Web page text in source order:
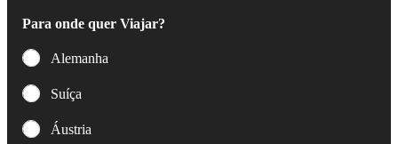
Para onde quer Viajar?
Alemanha
Suíça
Áustria